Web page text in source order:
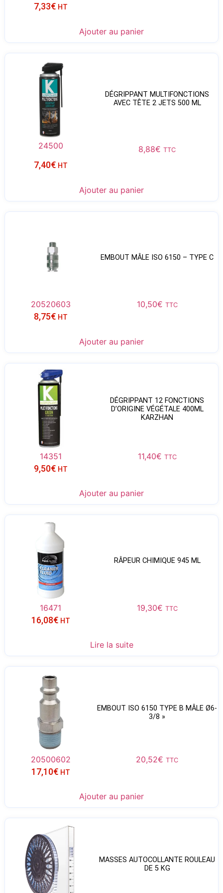
7,33€ HT
Ajouter au panier
DÉGRIPPANT MULTIFONCTIONS
AVEC TÊTE 2 JETS 500 ML
24500 8,88€ TTC
7,40€ HT
Ajouter au panier
EMBOUT MÂLE ISO 6150 – TYPE C
20520603 10,50€ TTC
8,75€ HT
Ajouter au panier
DÉGRIPPANT 12 FONCTIONS
D’ORIGINE VÉGÉTALE 400ML
KARZHAN
14351 11,40€ TTC
9,50€ HT
Ajouter au panier
RÂPEUR CHIMIQUE 945 ML
16471 19,30€ TTC
16,08€ HT
Lire la suite
EMBOUT ISO 6150 TYPE B MÂLE Ø6-
3/8 »
20500602 20,52€ TTC
17,10€ HT
Ajouter au panier
MASSES AUTOCOLLANTE ROULEAU
DE 5 KG